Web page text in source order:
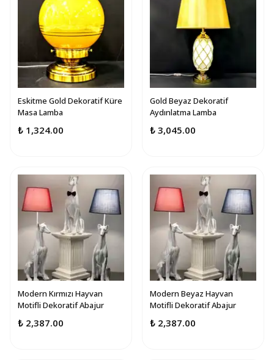
Eskitme Gold Dekoratif Küre
Masa Lamba
₺ 1,324.00
Gold Beyaz Dekoratif
Aydınlatma Lamba
₺ 3,045.00
Modern Kırmızı Hayvan
Motifli Dekoratif Abajur
₺ 2,387.00
Modern Beyaz Hayvan
Motifli Dekoratif Abajur
₺ 2,387.00